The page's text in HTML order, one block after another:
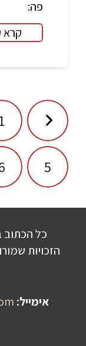
פה:
קרא
ניווט
1
5
כל הכתוב
הזכויות
אימייל: